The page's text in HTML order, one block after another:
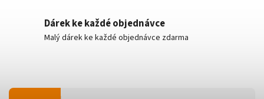
Dárek ke každé objednávce
Malý dárek ke každé objednávce zdarma